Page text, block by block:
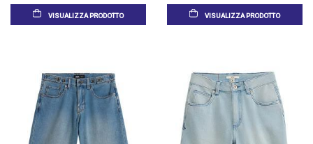
VISUALIZZA PRODOTTO VISUALIZZA PRODOTTO